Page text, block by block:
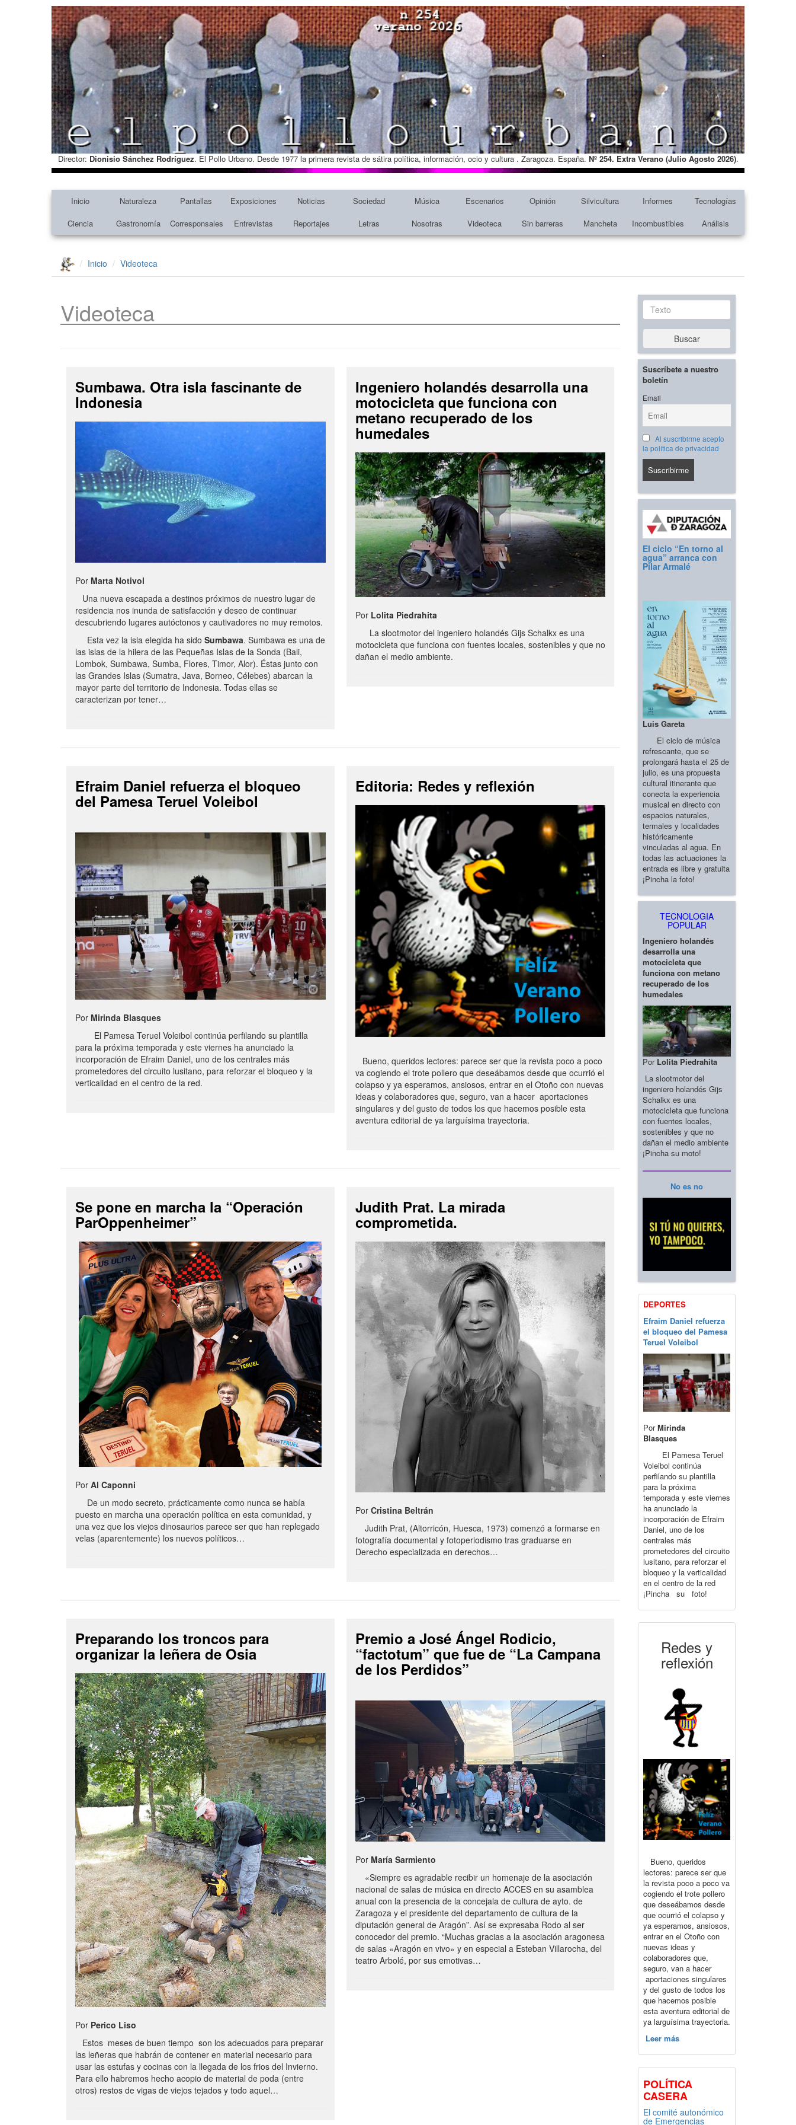
Director: Dionisio Sánchez Rodríguez. El Pollo Urbano. Desde 1977 la primera revista de sátira política, información, ocio y cultura . Zaragoza. España. Nº 254. Extra Verano (Julio Agosto 2026).
Inicio Naturaleza Pantallas Exposiciones Noticias Sociedad Música Escenarios Opinión Silvicultura Informes
Tecnologías
Ciencia
Gastronomía Corresponsales Entrevistas Reportajes Letras Nosotras Videoteca Sin barreras Mancheta Incombustibles Análisis
Inicio Videoteca
Videoteca
Sumbawa. Otra isla fascinante de
Indonesia
Por Marta Notivol
Una nueva escapada a destinos próximos de nuestro lugar de
residencia nos inunda de satisfacción y deseo de continuar
descubriendo lugares autóctonos y cautivadores no muy remotos.
Esta vez la isla elegida ha sido Sumbawa. Sumbawa es una de
las islas de la hilera de las Pequeñas Islas de la Sonda (Bali,
Lombok, Sumbawa, Sumba, Flores, Timor, Alor). Éstas junto con
las Grandes Islas (Sumatra, Java, Borneo, Célebes) abarcan la
mayor parte del territorio de Indonesia. Todas ellas se
caracterizan por tener…
Ingeniero holandés desarrolla una
motocicleta que funciona con
metano recuperado de los
humedales
Por Lolita Piedrahita
La slootmotor del ingeniero holandés Gijs Schalkx es una
motocicleta que funciona con fuentes locales, sostenibles y que no
dañan el medio ambiente.
Efraim Daniel refuerza el bloqueo
del Pamesa Teruel Voleibol
Por Mirinda Blasques
El Pamesa Teruel Voleibol continúa perfilando su plantilla
para la próxima temporada y este viernes ha anunciado la
incorporación de Efraim Daniel, uno de los centrales más
prometedores del circuito lusitano, para reforzar el bloqueo y la
verticalidad en el centro de la red.
Editoria: Redes y reflexión
Bueno, queridos lectores: parece ser que la revista poco a poco
va cogiendo el trote pollero que deseábamos desde que ocurrió el
colapso y ya esperamos, ansiosos, entrar en el Otoño con nuevas
ideas y colaboradores que, seguro, van a hacer aportaciones
singulares y del gusto de todos los que hacemos posible esta
aventura editorial de ya larguísima trayectoria.
Se pone en marcha la “Operación
ParOppenheimer”
Por Al Caponni
De un modo secreto, prácticamente como nunca se había
puesto en marcha una operación política en esta comunidad, y
una vez que los viejos dinosaurios parece ser que han replegado
velas (aparentemente) los nuevos políticos…
Judith Prat. La mirada
comprometida.
PorCristina Beltrán
Judith Prat, (Altorricón, Huesca, 1973) comenzó a formarse en
fotografía documental y fotoperiodismo tras graduarse en
Derecho especializada en derechos…
Preparando los troncos para
organizar la leñera de Osia
Por Perico Liso
Estos meses de buen tiempo son los adecuados para preparar
las leñeras que habrán de contener en material necesario para
usar las estufas y cocinas con la llegada de los frios del Invierno.
Para ello habremos hecho acopio de material de poda (entre
otros) restos de vigas de viejos tejados y todo aquel…
Premio a José Ángel Rodicio,
“factotum” que fue de “La Campana
de los Perdidos”
Por María Sarmiento
«Siempre es agradable recibir un homenaje de la asociación
nacional de salas de música en directo ACCES en su asamblea
anual con la presencia de la concejala de cultura de ayto. de
Zaragoza y el presidente del departamento de cultura de la
diputación general de Aragón”. Así se expresaba Rodo al ser
conocedor del premio. “Muchas gracias a la asociación aragonesa
de salas «Aragón en vivo» y en especial a Esteban Villarocha, del
teatro Arbolé, por sus emotivas…
Texto
Buscar
Suscríbete a nuestro
boletín
Email
Al suscribirme acepto
la política de privacidad
El ciclo “En torno al
agua” arranca con
Pilar Armalé
Luis Gareta
El ciclo de música
refrescante, que se
prolongará hasta el 25 de
julio, es una propuesta
cultural itinerante que
conecta la experiencia
musical en directo con
espacios naturales,
termales y localidades
históricamente
vinculadas al agua. En
todas las actuaciones la
entrada es libre y gratuita
¡Pincha la foto!
TECNOLOGIA
POPULAR
Ingeniero holandés
desarrolla una
motocicleta que
funciona con metano
recuperado de los
humedales
Por Lolita Piedrahita
La slootmotor del
ingeniero holandés Gijs
Schalkx es una
motocicleta que funciona
con fuentes locales,
sostenibles y que no
dañan el medio ambiente
¡Pincha su moto!
No es no
DEPORTES
Efraim Daniel refuerza
el bloqueo del Pamesa
Teruel Voleibol
PorMirinda
Blasques
El Pamesa Teruel
Voleibol continúa
perfilando su plantilla
para la próxima
temporada y este viernes
ha anunciado la
incorporación de Efraim
Daniel, uno de los
centrales más
prometedores del circuito
lusitano, para reforzar el
bloqueo y la verticalidad
en el centro de la red
¡Pincha su foto!
Redes y
reflexión
Bueno, queridos
lectores: parece ser que
la revista poco a poco va
cogiendo el trote pollero
que deseábamos desde
que ocurrió el colapso y
ya esperamos, ansiosos,
entrar en el Otoño con
nuevas ideas y
colaboradores que,
seguro, van a hacer
aportaciones singulares
y del gusto de todos los
que hacemos posible
esta aventura editorial de
ya larguísima trayectoria.
Leer más
POLÍTICA
CASERA
El comité autonómico
de Emergencias